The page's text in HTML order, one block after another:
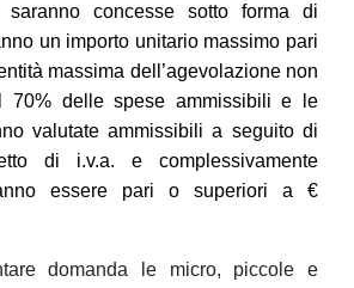
concesse sotto forma di
un importo unitario massimo pari
massima dell’agevolazione non
70% delle spese ammissibili e le
valutate ammissibili a seguito di
di i.v.a. e complessivamente
essere pari o superiori a €
domanda le micro, piccole e